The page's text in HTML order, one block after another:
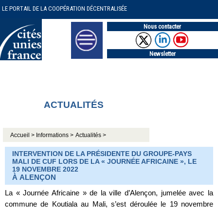
LE PORTAIL DE LA COOPÉRATION DÉCENTRALISÉE
Nous contacter
Newsletter
ACTUALITÉS
Accueil > Informations > Actualités >
INTERVENTION DE LA PRÉSIDENTE DU GROUPE-PAYS
MALI DE CUF LORS DE LA « JOURNÉE AFRICAINE », LE
19 NOVEMBRE 2022
À ALENÇON
La « Journée Africaine » de la ville d’Alençon, jumelée avec la
commune de Koutiala au Mali, s’est déroulée le 19 novembre